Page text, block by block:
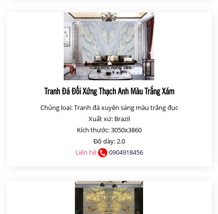
Tranh Đá Đối Xứng Thạch Anh Màu Trắng Xám
Chủng loại: Tranh đá xuyên sáng màu trắng đục
Xuất xứ: Brazil
Kích thước: 3050x3860
Độ dày: 2.0
Liên hệ
0904918456